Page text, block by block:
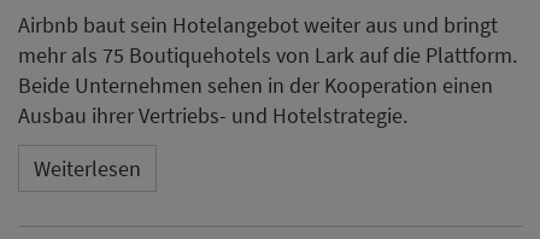
Airbnb baut sein Hotelangebot weiter aus und bringt
mehr als 75 Boutiquehotels von Lark auf die Plattform.
Beide Unternehmen sehen in der Kooperation einen
Ausbau ihrer Vertriebs- und Hotelstrategie.
Weiterlesen